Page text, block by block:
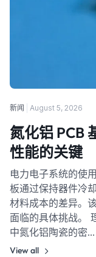
新闻 August 5, 2026
氮化铝 PCB
性能的关键
电力电子系统的使
板通过保持器件冷
材料成本的差异。
面临的具体挑战。
中氮化铝陶瓷的密…
View all